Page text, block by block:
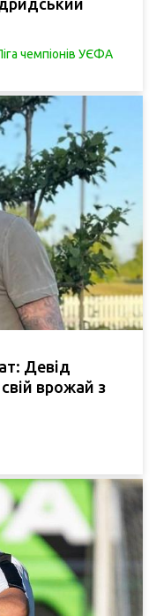
чемпіонів УЄФА
Девід
врожай з